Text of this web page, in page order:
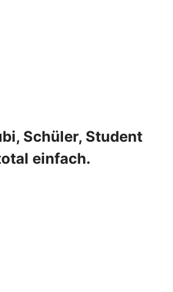
Schüler, Student
einfach.